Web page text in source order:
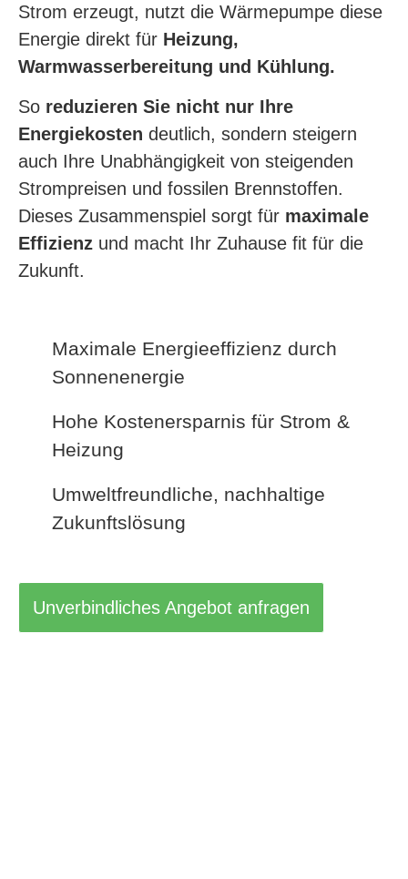
Strom erzeugt, nutzt die Wärmepumpe diese
Energie direkt für Heizung,
Warmwasserbereitung und Kühlung.
So reduzieren Sie nicht nur Ihre
Energiekosten deutlich, sondern steigern
auch Ihre Unabhängigkeit von steigenden
Strompreisen und fossilen Brennstoffen.
Dieses Zusammenspiel sorgt für maximale
Effizienz und macht Ihr Zuhause fit für die
Zukunft.
Maximale Energieeffizienz durch
Sonnenenergie
Hohe Kostenersparnis für Strom &
Heizung
Umweltfreundliche, nachhaltige
Zukunftslösung
Unverbindliches Angebot anfragen